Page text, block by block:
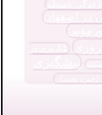
نامنظم
در اصفهان
ناباروری در
پیشگیری
تخمدان